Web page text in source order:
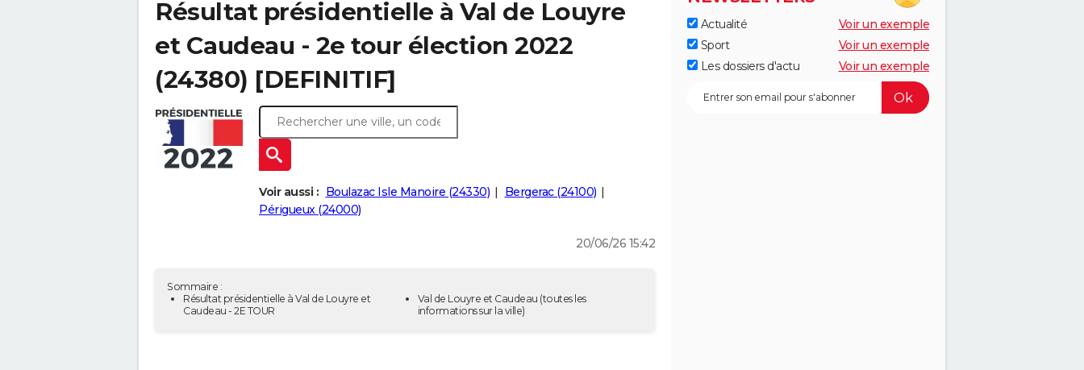
Résultat présidentielle à Val de Louyre
et Caudeau - 2e tour élection 2022
(24380) [DEFINITIF]
Voir aussi : Boulazac Isle Manoire (24330)
Bergerac (24100)
Périgueux (24000)
20/06/26 15:42
Sommaire :
Résultat présidentielle à Val de Louyre et
Caudeau - 2E TOUR
Val de Louyre et Caudeau (toutes les
informations sur la ville)
Actualité
Voir un exemple
Sport
Voir un exemple
Les dossiers d'actu
Voir un exemple